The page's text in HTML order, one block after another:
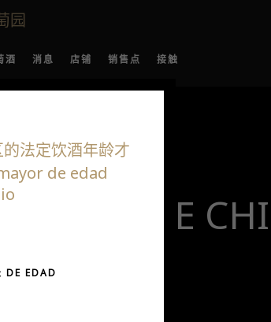
园
酒 消息 店铺 销售点 接触
REPORTE
法定饮酒年龄才
de edad
DE EDAD